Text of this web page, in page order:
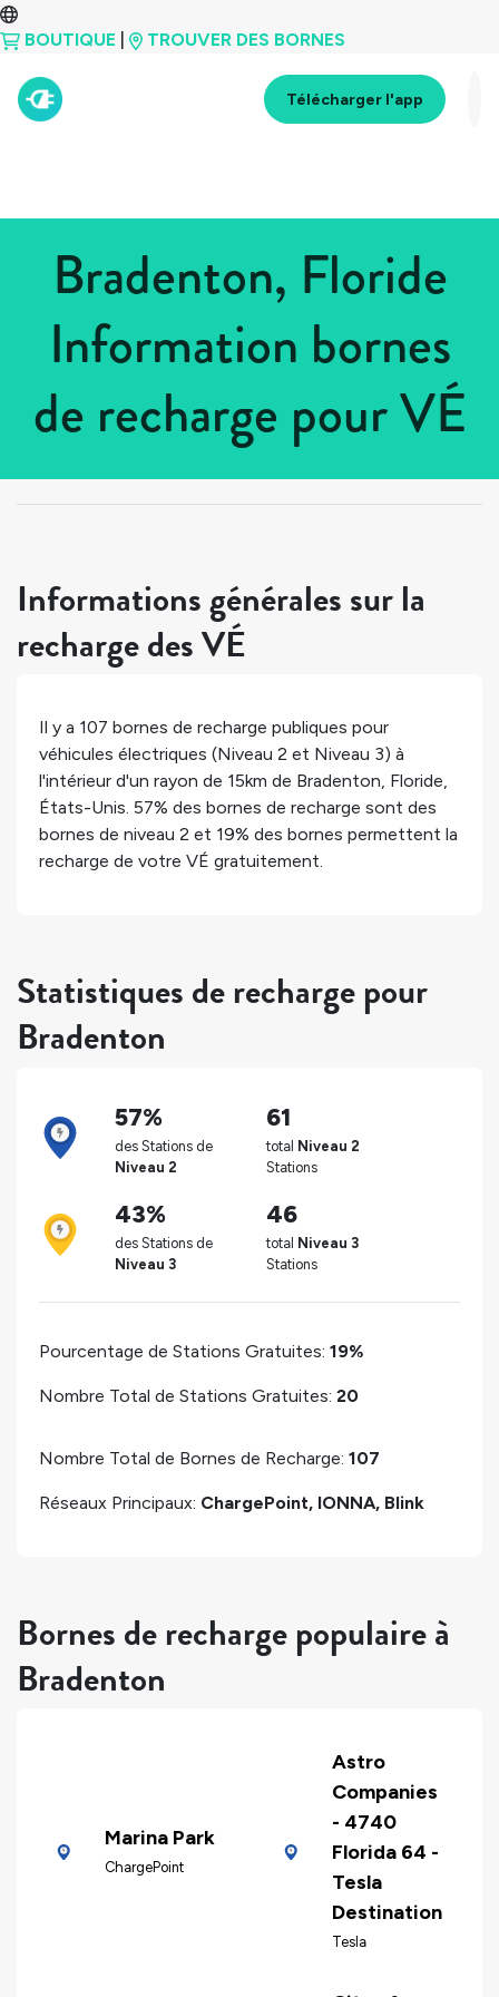
BOUTIQUE TROUVER DES BORNES
Télécharger l'app
Bradenton, Floride
Information bornes
de recharge pour VÉ
États-Unis > Floride
Informations générales sur la
recharge des VÉ
Il y a 107 bornes de recharge publiques pour
véhicules électriques (Niveau 2 et Niveau 3) à
l'intérieur d'un rayon de 15km de Bradenton, Floride,
États-Unis. 57% des bornes de recharge sont des
bornes de niveau 2 et 19% des bornes permettent la
recharge de votre VÉ gratuitement.
Statistiques de recharge pour
Bradenton
57%
des Stations de
Niveau 2
61
total Niveau 2
Stations
43%
des Stations de
Niveau 3
46
total Niveau 3
Stations
Pourcentage de Stations Gratuites: 19%
Nombre Total de Stations Gratuites: 20
Nombre Total de Bornes de Recharge: 107
Réseaux Principaux: ChargePoint, IONNA, Blink
Bornes de recharge populaire à
Bradenton
Marina Park
ChargePoint
Astro
Companies
- 4740
Florida 64 -
Tesla
Destination
Tesla